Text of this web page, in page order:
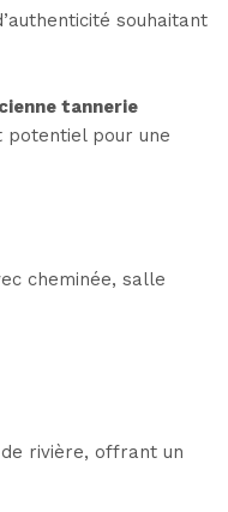
souhaitant
tannerie
pour une
cheminée, salle
rivière, offrant un